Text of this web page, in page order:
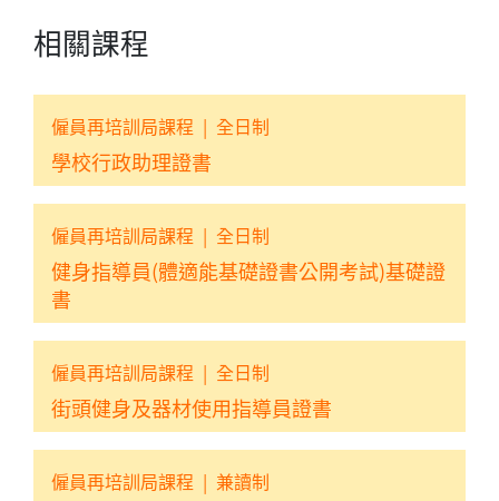
相關課程
僱員再培訓局課程 | 全日制
學校行政助理證書
僱員再培訓局課程 | 全日制
健身指導員(體適能基礎證書公開考試)基礎證
書
僱員再培訓局課程 | 全日制
街頭健身及器材使用指導員證書
僱員再培訓局課程 | 兼讀制